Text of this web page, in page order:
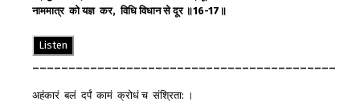
नाममात्र को यज्ञ कर,विधि विधान से दूर ॥16-17 ॥
Listen
अहंकारं बलं दर्पं कामं क्रोधं च संश्रिता: ।